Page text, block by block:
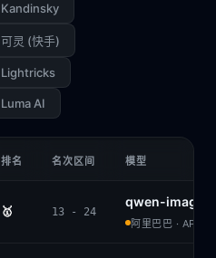
Kandinsky
可灵 (快手)
Lightricks
Luma AI
排名 名次区间 模型
🥇 13 - 24
qwen-image-
阿里巴巴 ·